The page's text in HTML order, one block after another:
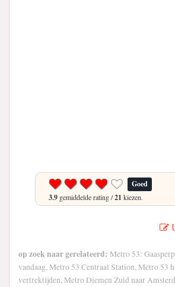
Goed
3.9 gemiddelde rating /21 kiezen.
op zoek naar gerelateerd: Metro 53:
vandaag, Metro 53 Centraal Station, Metro 53
vertrektijden, Metro Diemen Zuid naar